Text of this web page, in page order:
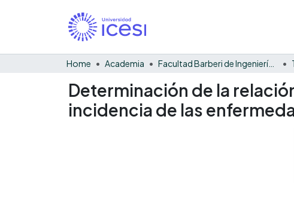
Home Academia Facultad Barberi de Ingeniería, Diseño y Ciencias Aplicadas
Determinación de la
incidencia de las